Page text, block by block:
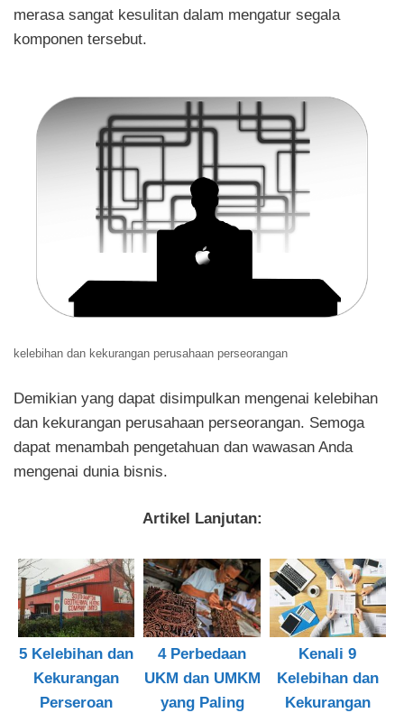
merasa sangat kesulitan dalam mengatur segala
komponen tersebut.
kelebihan dan kekurangan perusahaan perseorangan
Demikian yang dapat disimpulkan mengenai kelebihan
dan kekurangan perusahaan perseorangan. Semoga
dapat menambah pengetahuan dan wawasan Anda
mengenai dunia bisnis.
Artikel Lanjutan:
5 Kelebihan dan
Kekurangan
Perseroan
4 Perbedaan
UKM dan UMKM
yang Paling
Kenali 9
Kelebihan dan
Kekurangan